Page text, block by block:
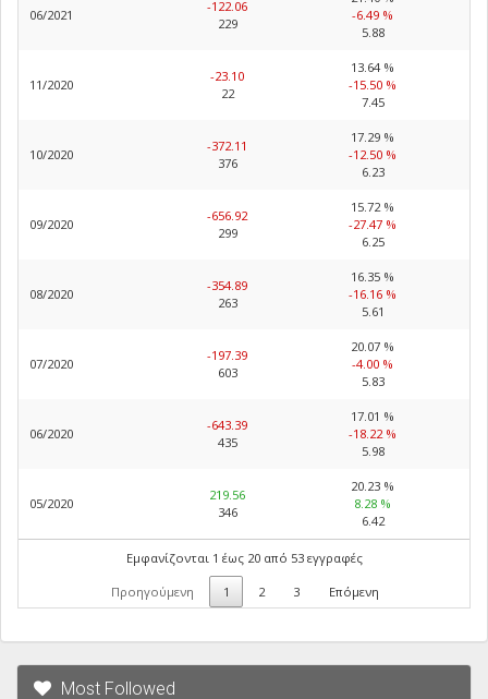
06/2021
-122.06
229
-6.49 %
5.88
11/2020
-23.10
22
13.64 %
-15.50 %
7.45
10/2020
-372.11
376
17.29 %
-12.50 %
6.23
09/2020
-656.92
299
15.72 %
-27.47 %
6.25
08/2020
-354.89
263
16.35 %
-16.16 %
5.61
07/2020
-197.39
603
20.07 %
-4.00 %
5.83
06/2020
-643.39
435
17.01 %
-18.22 %
5.98
05/2020
219.56
346
20.23 %
8.28 %
6.42
Εμφανίζονται 1 έως 20 από 53 εγγραφές
Προηγούμενη 1 2 3 Επόμενη
Most Followed